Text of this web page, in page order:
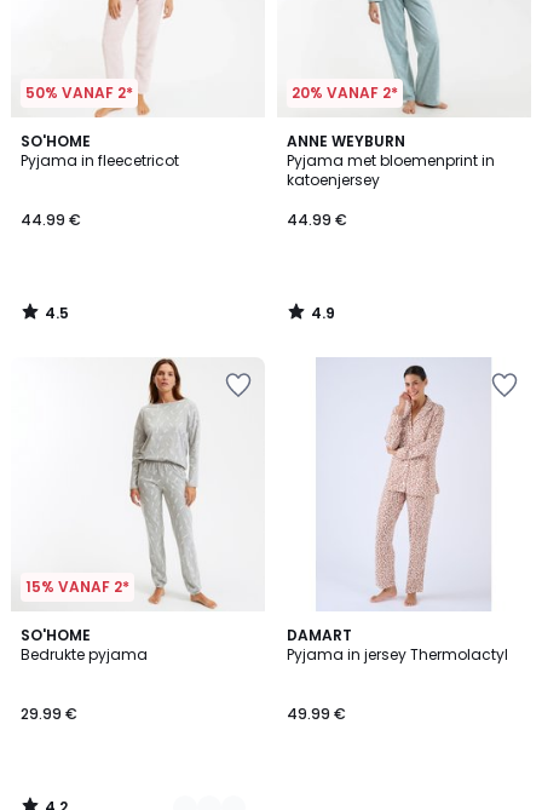
50% VANAF 2*
SO'HOME
Pyjama in fleecetricot
44.99 €
4.5
/ 5
4.5
/
20% VANAF 2*
ANNE WEYBURN
Pyjama met bloemenprint in
katoenjersey
44.99 €
4.9
/ 5
4.9
/
15% VANAF 2*
SO'HOME
Bedrukte pyjama
29.99 €
4.2
/ 5
2
Kleuren
DAMART
Pyjama in jersey Thermolactyl
49.99 €